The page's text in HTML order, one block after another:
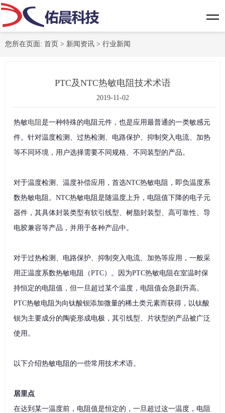
您所在页面: 首页 > 新闻资讯 > 行业新闻
PTC及NTC热敏电阻技术术语
2019-11-02
热敏电阻是一种特殊的电阻元件，也是应用最普通的一类敏感元
件。针对温度检测、过热检测、电路保护、抑制突入电流、加热
等不同环境，用户选择需要不同规格、不同装型的产品。
对于温度检测、温度补偿应用，首选NTC热敏电阻，即负温度系
数热敏电阻。NTC热敏电阻是随温度上升，电阻值下降的电子元
器件，其具体封装类型有软引线型、树脂封装型、高可靠性、导
电胶兼容等产品，并用于各种产品中。
对于过热检测、电路保护、抑制突入电流、加热等应用，一般采
用正温度系数热敏电阻（PTC）。因为PTC热敏电阻在室温时保
持恒定的电阻值，但一旦超过某个温度，电阻值会急剧升高。
PTC热敏电阻为向钛酸钡添加微量的稀土类元素而获得，以钛酸
钡为主要成分的陶瓷形成电极，其引线型、片状型的产品被广泛
使用。
以下介绍热敏电阻的一些常用技术术语。
居里点
在达到某一温度前，电阻值是恒定的，一旦超过这一温度，电阻